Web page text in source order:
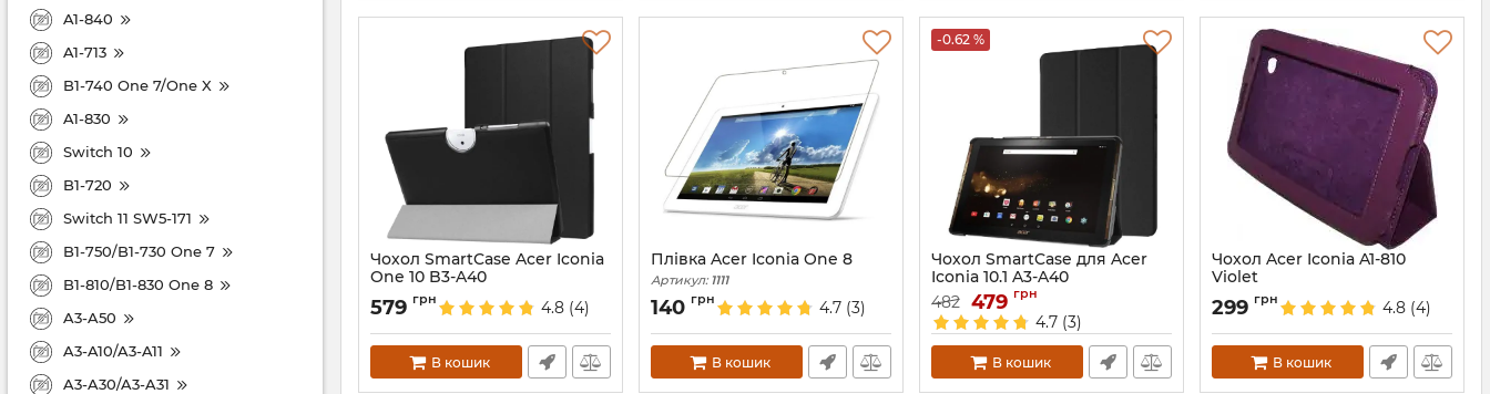
A1-840
A1-713
B1-740 One 7/One X
A1-830
Switch 10
B1-720
Switch 11 SW5-171
B1-750/B1-730 One 7
B1-810/B1-830 One 8
A3-A50
A3-A10/A3-A11
A3-A30/A3-A31
Чохол SmartCase Acer Iconia
One 10 B3-A40
Артикул:2840
579 грн 4.8 (4)
В кошик
Плівка Acer Iconia One 8
Артикул:1111
140 грн 4.7 (3)
В кошик
-0.62 %
Чохол SmartCase для Acer
Iconia 10.1 A3-A40
Артикул:2446
482 479 грн
4.7 (3)
В кошик
Чохол Acer Iconia A1-810
Violet
Артикул:387
299 грн 4.8 (4)
В кошик